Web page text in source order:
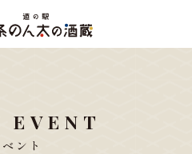
EVENT
ント